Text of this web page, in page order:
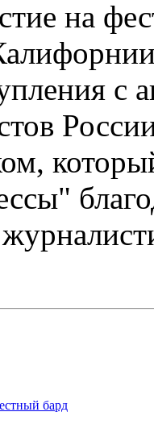
на
с
бард